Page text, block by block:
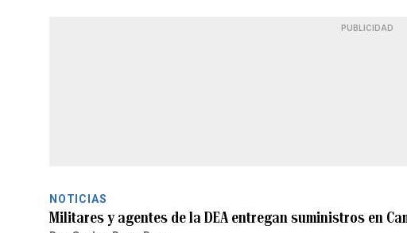
PUBLICIDAD
NOTICIAS
Militares y agentes de la DEA entregan suministros en